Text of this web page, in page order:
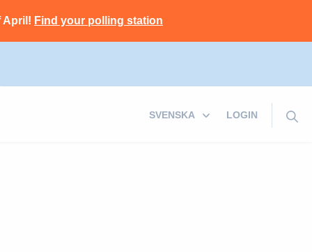
April! Find your polling station
LOGIN